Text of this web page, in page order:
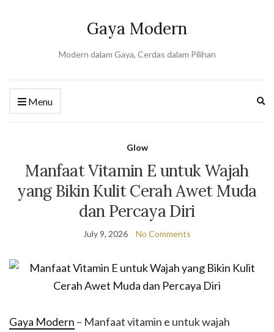
Gaya Modern
Modern dalam Gaya, Cerdas dalam Pilihan
Menu
Glow
Manfaat Vitamin E untuk Wajah
yang Bikin Kulit Cerah Awet Muda
dan Percaya Diri
July 9, 2026 No Comments
Gaya Modern – Manfaat vitamin e untuk wajah